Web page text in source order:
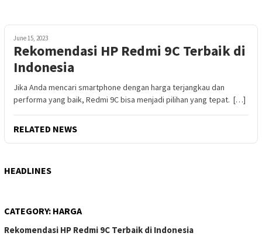
June 15, 2023
Rekomendasi HP Redmi 9C Terbaik di
Indonesia
Jika Anda mencari smartphone dengan harga terjangkau dan
performa yang baik, Redmi 9C bisa menjadi pilihan yang tepat. […]
RELATED NEWS
HEADLINES
CATEGORY: HARGA
Rekomendasi HP Redmi 9C Terbaik di Indonesia